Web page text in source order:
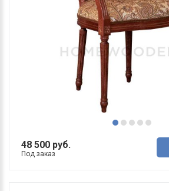
48 500 руб.
Под заказ